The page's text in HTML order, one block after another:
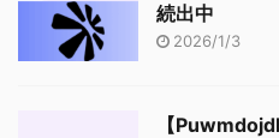
続出中
2026/1/3
【